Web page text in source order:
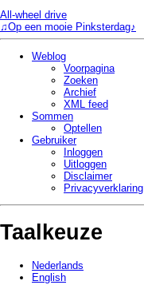
All-wheel drive
♫Op een mooie Pinksterdag♪
Weblog
Voorpagina
Zoeken
Archief
XML feed
Sommen
Optellen
Gebruiker
Inloggen
Uitloggen
Disclaimer
Privacy­verklaring
Taalkeuze
Nederlands
English